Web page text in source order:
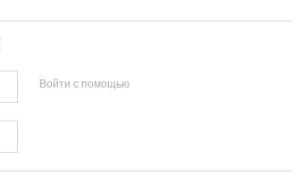
Войти с помощью